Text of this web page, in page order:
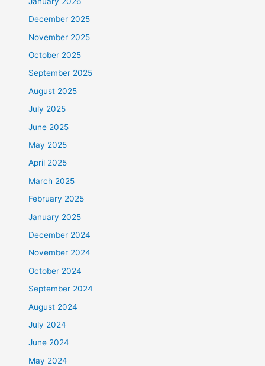
December 2025
November 2025
October 2025
September 2025
August 2025
July 2025
June 2025
May 2025
April 2025
March 2025
February 2025
January 2025
December 2024
November 2024
October 2024
September 2024
August 2024
July 2024
June 2024
May 2024